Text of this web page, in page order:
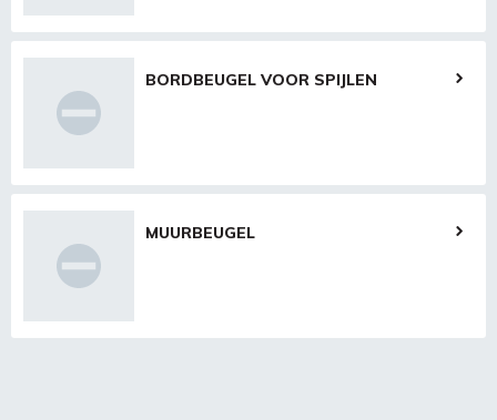
BORDBEUGEL VOOR SPIJLEN
MUURBEUGEL